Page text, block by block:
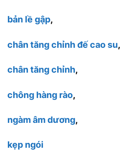
bản lề gập,
chân tăng chỉnh đế cao su,
chân tăng chỉnh,
chông hàng rào,
ngàm âm dương,
kẹp ngói